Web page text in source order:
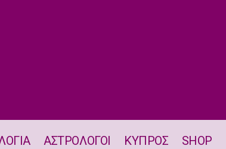
ΑΣΤΡΟΛΟΓΟΙ ΚΥΠΡΟΣ SHOP